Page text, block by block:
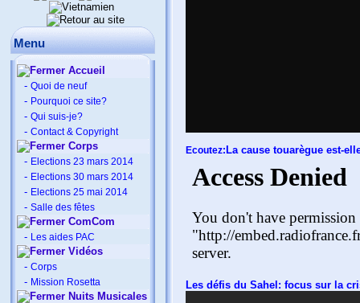
Menu
Accueil
- Quoi de neuf
- Pourquoi ce site?
- Qui suis-je?
- Contact & Copyright
Corps
- Elections 23 mars 2014
- Elections 30 mars 2014
- Elections 25 mai 2014
- Salle des fêtes
ComCom
- Les aides PAC
Vidéos
- Corps
- Mission Rosetta
Nuits Musicales
Ecoutez: La cause touarègue est-
Les défis du Sahel: focus sur la